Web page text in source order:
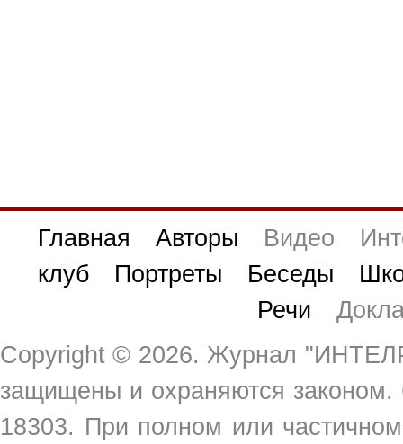
Главная Авторы Видео
клуб
Портреты Беседы
Речи
Copyright © 2026. Журнал
защищены и охраняются
18303. При полном или